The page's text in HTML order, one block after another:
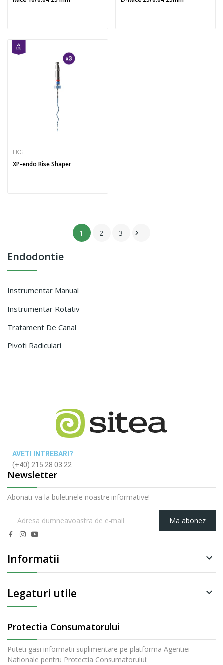
Endodontie
Instrumentar Manual
Instrumentar Rotativ
Tratament De Canal
Pivoti Radiculari
FKG
XP-endo Rise Shaper
1 2 3 
AVETI INTREBARI?
(+40) 215 28 03 22
Newsletter
Abonati-va la buletinele noastre informative!
Ma abonez
Informatii 
Legaturi utile 
Protectia Consumatorului
Puteti gasi informatii suplimentare pe platforma Agentiei
Nationale pentru Protectia Consumatorului: